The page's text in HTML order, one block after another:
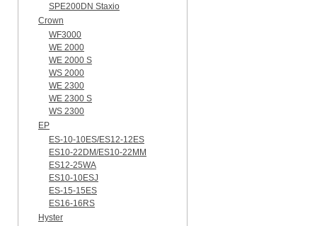
SPE200DN Staxio
Crown
WF3000
WE 2000
WE 2000 S
WS 2000
WE 2300
WE 2300 S
WS 2300
EP
ES-10-10ES/ES12-12ES
ES10-22DM/ES10-22MM
ES12-25WA
ES10-10ESJ
ES-15-15ES
ES16-16RS
Hyster